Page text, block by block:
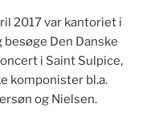
2017 var kantoriet i
Den Danske
i Saint Sulpice,
komponister bl.a.
og Nielsen.